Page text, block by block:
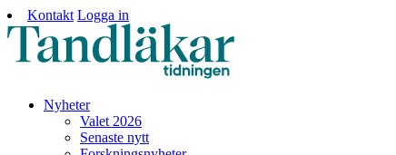
Kontakt Logga in
Nyheter
Valet 2026
Senaste nytt